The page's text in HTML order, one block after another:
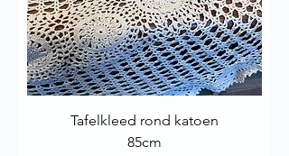
Tafelkleed rond katoen
85cm